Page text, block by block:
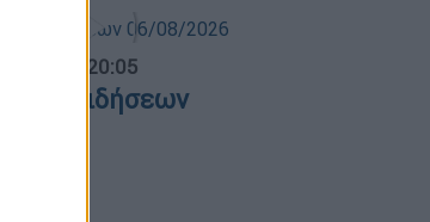
20:05
ειδήσεων